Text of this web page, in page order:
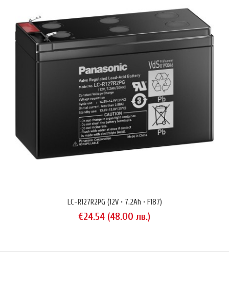
NCR2070C • 30A • 3500 mAh
€6.13 (11.99 лв.)
Литиево-йонна акумулаторна батерия Sanyo (Panasonic) модел
NCR2070C с капацитет 3500 mAh и размери 70mm × 20 mm
(височина × диаметър). Изпълнение тип 'flat top' (равна площадка
на положителния терминал). С прозрачен кожух вместо по-
разпространения червен. Акумулаторът Sanyo NCR2070C е
проектиран за актуалните нужди на автомобилостроенето и по-
LC-R127R2PG (12V • 7.2Ah • F187)
€24.54 (48.00 лв.)